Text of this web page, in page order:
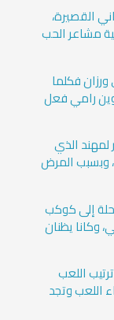
القصيرة،
مشاعر الحب
فكلما
رامي فعل
الذي
وبسبب المرض
إلى كوكب
وكانا يظنان
اللعب
اللعب وتجد